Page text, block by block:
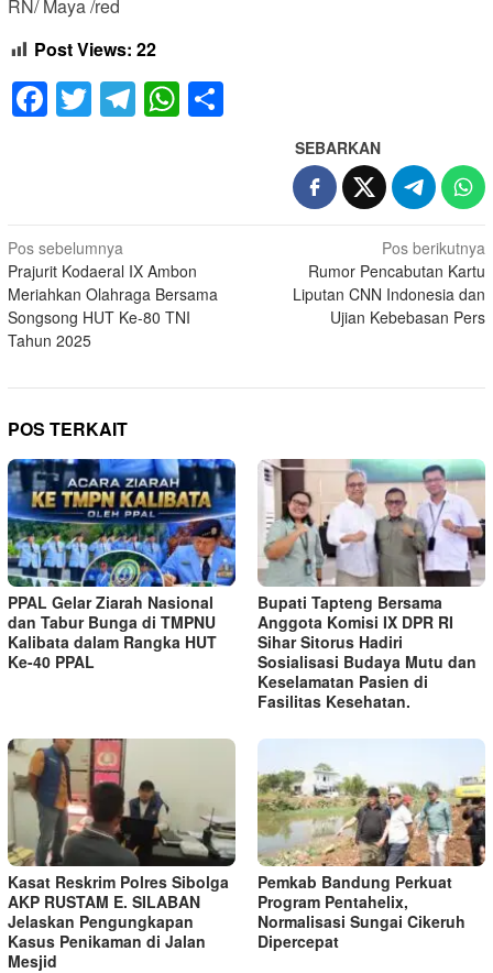
RN/ Maya /red
Post Views: 22
Facebook
TwitterTelegram
WhatsApp
SEBARKAN
Navigasi
pos
Pos sebelumnya
Prajurit Kodaeral IX Ambon
Meriahkan Olahraga Bersama
Songsong HUT Ke-80 TNI
Tahun 2025
Pos berikutnya
Rumor Pencabutan Kartu
Liputan CNN Indonesia dan
Ujian Kebebasan Pers
POS TERKAIT
PPAL Gelar Ziarah Nasional
dan Tabur Bunga di TMPNU
Kalibata dalam Rangka HUT
Ke-40 PPAL
Bupati Tapteng Bersama
Anggota Komisi IX DPR RI
Sihar Sitorus Hadiri
Sosialisasi Budaya Mutu dan
Keselamatan Pasien di
Fasilitas Kesehatan.
Kasat Reskrim Polres Sibolga
AKP RUSTAM E. SILABAN
Jelaskan Pengungkapan
Kasus Penikaman di Jalan
Mesjid
Pemkab Bandung Perkuat
Program Pentahelix,
Normalisasi Sungai Cikeruh
Dipercepat